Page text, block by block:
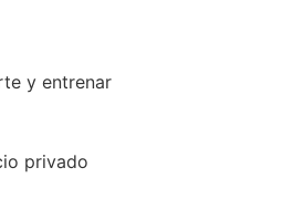
y entrenar
privado